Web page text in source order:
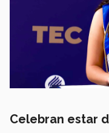
Celebran estar